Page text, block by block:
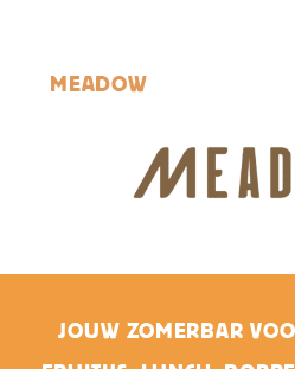
MEADOW
JOUW ZOMERBAR